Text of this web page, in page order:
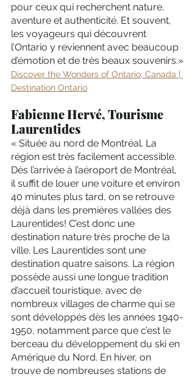
pour ceux qui recherchent nature,
aventure et authenticité. Et souvent,
les voyageurs qui découvrent
l’Ontario y reviennent avec beaucoup
d’émotion et de très beaux souvenirs.»
Discover the Wonders of Ontario, Canada |
Destination Ontario
Fabienne Hervé, Tourisme
Laurentides
« Située au nord de Montréal. La
région est très facilement accessible.
Dès l’arrivée à l’aéroport de Montréal,
il suffit de louer une voiture et environ
40 minutes plus tard, on se retrouve
déjà dans les premières vallées des
Laurentides! C’est donc une
destination nature très proche de la
ville. Les Laurentides sont une
destination quatre saisons. La région
possède aussi une longue tradition
d’accueil touristique, avec de
nombreux villages de charme qui se
sont développés dès les années 1940-
1950, notamment parce que c’est le
berceau du développement du ski en
Amérique du Nord. En hiver, on
trouve de nombreuses stations de